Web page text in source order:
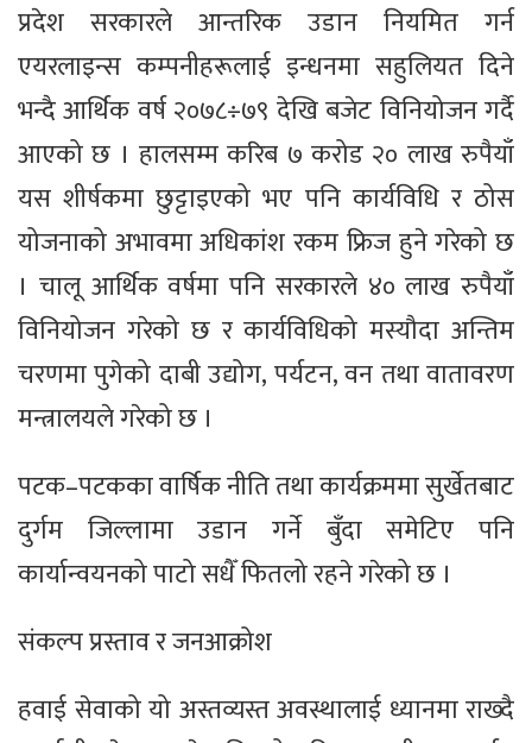
प्रदेश सरकारले आन्तरिक उडान नियमित गर्न
एयरलाइन्स कम्पनीहरूलाई इन्धनमा सहुलियत दिने
भन्दै आर्थिक वर्ष २०७८÷७९ देखि बजेट विनियोजन गर्दै
आएको छ । हालसम्म करिब ७ करोड २० लाख रुपैयाँ
यस शीर्षकमा छुट्टाइएको भए पनि कार्यविधि र ठोस
योजनाको अभावमा अधिकांश रकम फ्रिज हुने गरेको छ
। चालू आर्थिक वर्षमा पनि सरकारले ४० लाख रुपैयाँ
विनियोजन गरेको छ र कार्यविधिको मस्यौदा अन्तिम
चरणमा पुगेको दाबी उद्योग, पर्यटन, वन तथा वातावरण
मन्त्रालयले गरेको छ ।
पटक–पटकका वार्षिक नीति तथा कार्यक्रममा सुर्खेतबाट
दुर्गम जिल्लामा उडान गर्ने बुँदा समेटिए पनि
कार्यान्वयनको पाटो सधैँ फितलो रहने गरेको छ ।
संकल्प प्रस्ताव र जनआक्रोश
हवाई सेवाको यो अस्तव्यस्त अवस्थालाई ध्यानमा राख्दै